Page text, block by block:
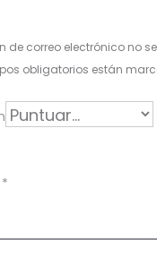
de correo electrónico no
obligatorios están
*